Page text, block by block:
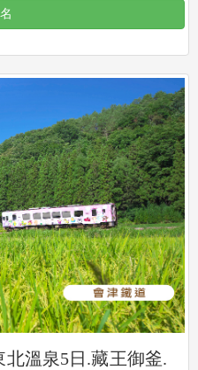
北溫泉5日.藏王御釜.